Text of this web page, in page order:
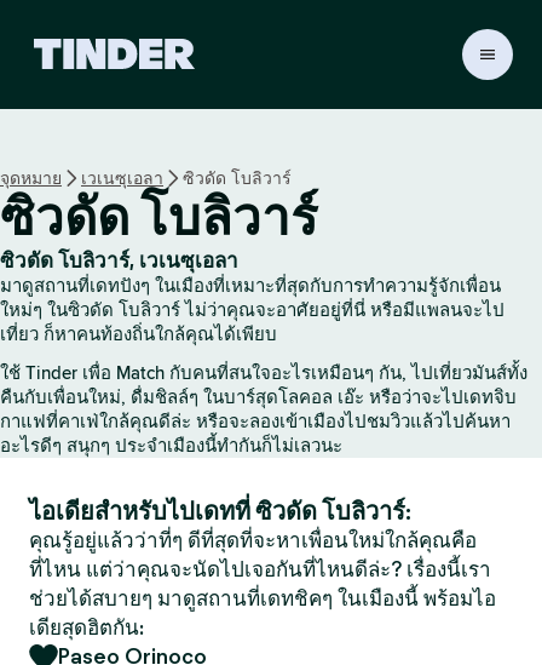
ก
T
n
d
e
r
จุดหมาย เวเนซุเอลา ซิวดัด โบลิวาร์
ซิวดัด โบลิวาร์
ซิวดัด โบลิวาร์, เวเนซุเอลา
มาดูสถานที่เดทปังๆ ในเมืองที่เหมาะที่สุดกับการทำความรู้จักเพื่อน
ใหม่ๆ ในซิวดัด โบลิวาร์ ไม่ว่าคุณจะอาศัยอยู่ที่นี่ หรือมีแพลนจะไป
เที่ยว ก็หาคนท้องถิ่นใกล้คุณได้เพียบ
ใช้ Tinder เพื่อ Match กับคนที่สนใจอะไรเหมือนๆ กัน, ไปเที่ยวมันส์ทั้ง
คืนกับเพื่อนใหม่, ดื่มชิลล์ๆ ในบาร์สุดโลคอล เอ๊ะ หรือว่าจะไปเดทจิบ
กาแฟที่คาเฟ่ใกล้คุณดีล่ะ หรือจะลองเข้าเมืองไปชมวิวแล้วไปค้นหา
อะไรดีๆ สนุกๆ ประจำเมืองนี้ทำกันก็ไม่เลวนะ
ไอเดียสำหรับไปเดทที่ ซิวดัด โบลิวาร์:
คุณรู้อยู่แล้วว่าที่ๆ ดีที่สุดที่จะหาเพื่อนใหม่ใกล้คุณคือ
ที่ไหน แต่ว่าคุณจะนัดไปเจอกันที่ไหนดีล่ะ? เรื่องนี้เรา
ช่วยได้สบายๆ มาดูสถานที่เดทชิคๆ ในเมืองนี้ พร้อมไอ
เดียสุดฮิตกัน:
Paseo Orinoco